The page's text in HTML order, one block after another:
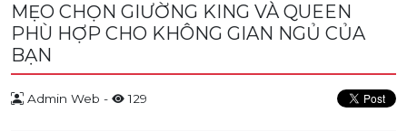
MẸO CHỌN GIƯỜNG KING VÀ QUEEN
PHÙ HỢP CHO KHÔNG GIAN NGỦ CỦA
BẠN
Admin Web - 129